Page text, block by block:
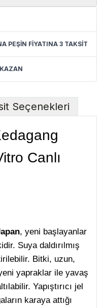
PEŞİN FİYATINA 3 TAKSİT
Seçenekleri
Canlı
, yeni başlayanlar
Suya daldırılmış
Bitki, uzun,
yapraklar ile yavaş
Yapıştırıcı jel
karaya attığı